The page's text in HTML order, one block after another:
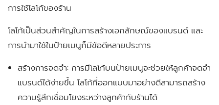
การใช้โลโก้ของร้าน
โลโก้เป็นส่วนสำคัญในการสร้างเอกลักษณ์ของแบรนด์ และ
การนำมาใช้ในป้ายเมนูก็มีข้อดีหลายประการ
สร้างการจดจำ: การมีโลโก้บนป้ายเมนูจะช่วยให้ลูกค้าจดจำ
แบรนด์ได้ง่ายขึ้น โลโก้ที่ออกแบบมาอย่างดีสามารถสร้าง
ความรู้สึกเชื่อมโยงระหว่างลูกค้ากับร้านได้